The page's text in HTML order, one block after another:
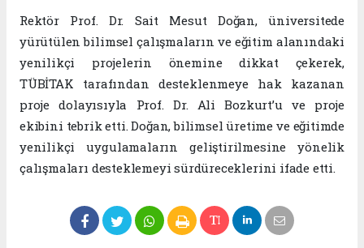
Rektör Prof. Dr. Sait Mesut Doğan, üniversitede
yürütülen bilimsel çalışmaların ve eğitim alanındaki
yenilikçi projelerin önemine dikkat çekerek,
TÜBİTAK tarafından desteklenmeye hak kazanan
proje dolayısıyla Prof. Dr. Ali Bozkurt’u ve proje
ekibini tebrik etti. Doğan, bilimsel üretime ve eğitimde
yenilikçi uygulamaların geliştirilmesine yönelik
çalışmaları desteklemeyi sürdüreceklerini ifade etti.